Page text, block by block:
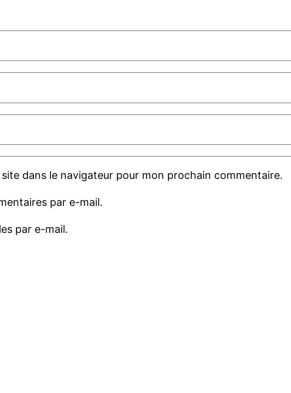
dans le navigateur pour mon prochain commentaire.
par e-mail.
par e-mail.